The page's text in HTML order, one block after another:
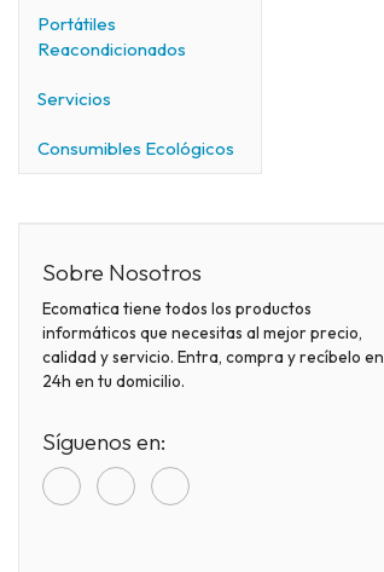
Portátiles
Reacondicionados
Servicios
Consumibles Ecológicos
Sobre Nosotros
Ecomatica tiene todos los productos
informáticos que necesitas al mejor precio,
calidad y servicio. Entra, compra y recíbelo en
24h en tu domicilio.
Síguenos en: